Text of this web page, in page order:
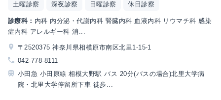
土曜診察 深夜診察 日曜診察 休日診察
診療科： 内科 内分泌・代謝内科 腎臓内科 血液内科 リウマチ科 感染
症内科 アレルギー科 消...
〒2520375 神奈川県相模原市南区北里1-15-1
042-778-8111
小田急 小田原線 相模大野駅 バス 20分(バスの場合)北里大学病
院・北里大学停留所下車 徒歩...